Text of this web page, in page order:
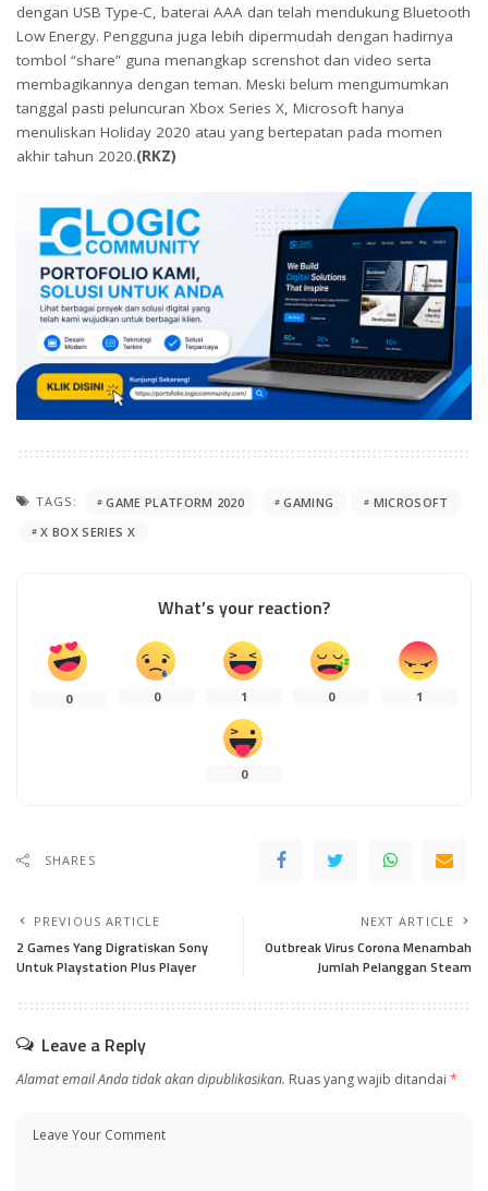
dengan USB Type-C, baterai AAA dan telah mendukung Bluetooth
Low Energy. Pengguna juga lebih dipermudah dengan hadirnya
tombol “share” guna menangkap screnshot dan video serta
membagikannya dengan teman. Meski belum mengumumkan
tanggal pasti peluncuran Xbox Series X, Microsoft hanya
menuliskan Holiday 2020 atau yang bertepatan pada momen
akhir tahun 2020.(RKZ)
TAGS: GAME PLATFORM 2020 GAMING
MICROSOFT
X BOX SERIES X
What’s your reaction?
0 0 1 0 1
0
SHARES
PREVIOUS ARTICLE
2 Games Yang Digratiskan Sony
Untuk Playstation Plus Player
NEXT ARTICLE
Outbreak Virus Corona Menambah
Jumlah Pelanggan Steam
Leave a Reply
Alamat email Anda tidak akan dipublikasikan. Ruas yang wajib ditandai *